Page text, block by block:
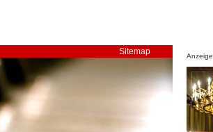
Sitemap Anzeige